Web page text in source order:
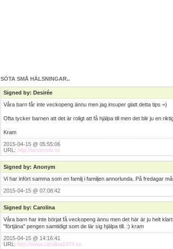
SÖTA SMÅ HÄLSNINGAR..
Signed by: Desirée
Våra barn får inte veckopeng ännu men jag insuper glatt detta tips =)
Ofta tycker barnen att det är roligt att få hjälpa till men det blir ju en
Kram
2015-04-15 @ 05:55:06
URL: http://larsensliv.se
Signed by: Anonym
Vi har infört samma som en familj i familjen annorlunda. På fredagar
2015-04-15 @ 07:08:42
Signed by: Carolina
Våra barn har inte börjat få veckopeng ännu men det här är ju helt
"förtjäna" pengen samtidigt som de lär sig hjälpa till. :) kram
2015-04-15 @ 14:16:41
URL: http://www.carolina1979.se